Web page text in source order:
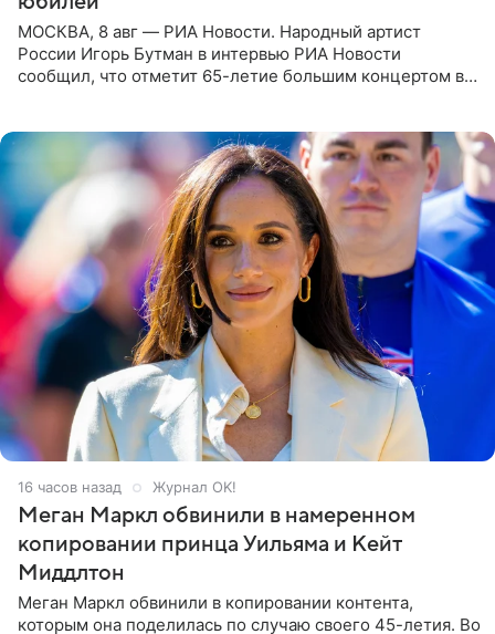
МОСКВА, 8 авг — РИА Новости. Народный артист
России Игорь Бутман в интервью РИА Новости
сообщил, что отметит 65-летие большим концертом в
16 часов назад Журнал OK!
Меган Маркл обвинили в намеренном
копировании принца Уильяма и Кейт
Миддлтон
Меган Маркл обвинили в копировании контента,
которым она поделилась по случаю своего 45-летия. Во